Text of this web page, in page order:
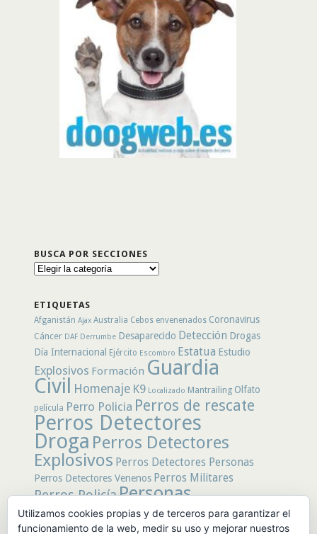
BUSCA POR SECCIONES
Busca
ETIQUETAS
Afganistán Ajax Australia Cebos envenenados Coronavirus
Cáncer DAF Derrumbe Desaparecido Detección Drogas
Día Internacional
Ejército Escombro Estatua Estudio
Explosivos Formación Guardia
Civil Homenaje K9 Localizado Mantrailing Olfato
película Perro Policia Perros de rescate
Perros Detectores
Droga Perros Detectores
Explosivos Perros Detectores Personas
Perros Detectores Venenos Perros Militares
Perros PolicíaPersonas
Desaparecidas Policía Policía Local
Policía Nacionalrastro rescate Restos
Utilizamos cookies propias y de terceros para garantizar el
funcionamiento de la web, medir su uso y mejorar nuestros